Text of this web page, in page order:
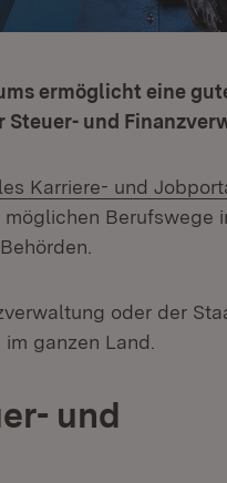
ermöglicht eine
und
Karriere- und
Berufswege
oder der
ganzen Land.
und